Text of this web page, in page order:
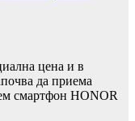
цена и в
да приема
смартфон HONOR